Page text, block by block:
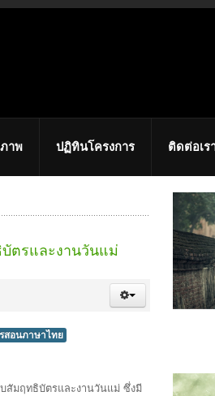
าพ ปฏิทินโครงการ ติดต่อเร
บัตรและงานวันแม่
สอนภาษาไทย
สัมฤทธิบัตรและงานวันแม่ ซึ่งมี